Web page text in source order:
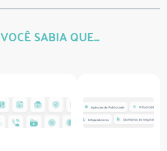
VOCÊ SABIA QUE...